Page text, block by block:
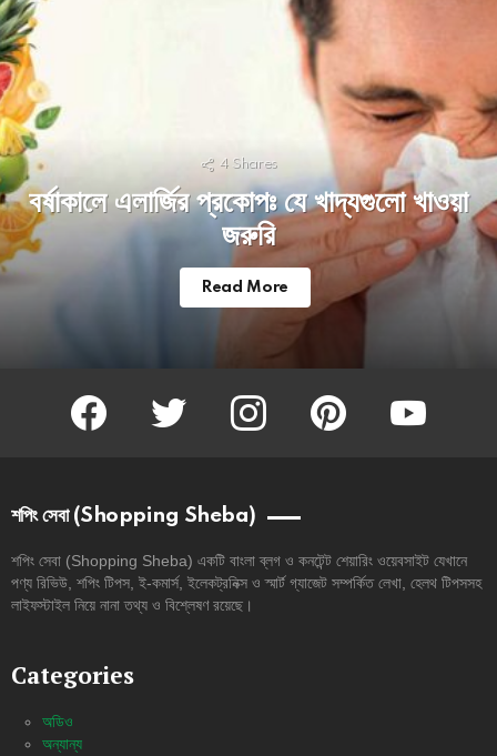
4 Shares
বর্ষাকালে এলার্জির প্রকোপঃ যে খাদ্যগুলো খাওয়া
জরুরি
Read More
facebook twitter instagram pinterest youtube
শপিং সেবা (Shopping Sheba)
শপিং সেবা (Shopping Sheba) একটি বাংলা ব্লগ ও কনটেন্ট শেয়ারিং ওয়েবসাইট যেখানে
পণ্য রিভিউ, শপিং টিপস, ই-কমার্স, ইলেকট্রনিক্স ও স্মার্ট গ্যাজেট সম্পর্কিত লেখা, হেলথ টিপসসহ
লাইফস্টাইল নিয়ে নানা তথ্য ও বিশ্লেষণ রয়েছে।
Categories
অডিও
অন্যান্য